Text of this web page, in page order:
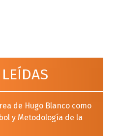
de Hugo Blanco como
y Metodología de la